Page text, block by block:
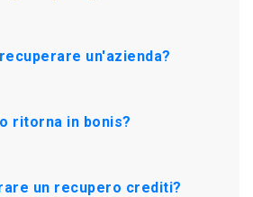
un'azienda?
ritorna in bonis?
un recupero crediti?